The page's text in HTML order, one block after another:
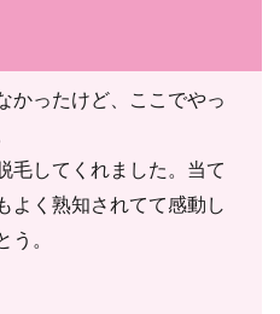
かったけど、ここでやっ
毛してくれました。当て
よく熟知されてて感動し
う。